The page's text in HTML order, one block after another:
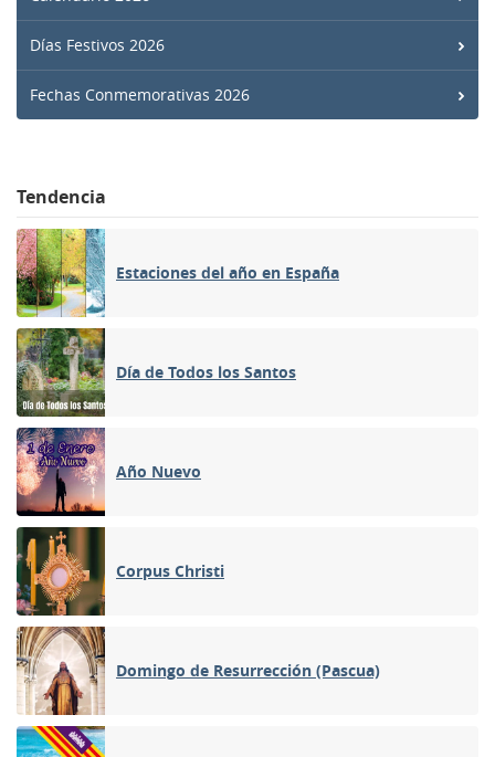
Días Festivos 2026
Fechas Conmemorativas 2026
Tendencia
Estaciones del año en España
Día de Todos los Santos
Año Nuevo
Corpus Christi
Domingo de Resurrección (Pascua)